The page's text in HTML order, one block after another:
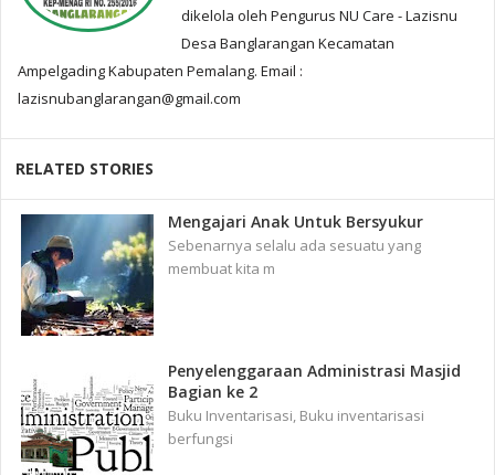
dikelola oleh Pengurus NU Care - Lazisnu
Desa Banglarangan Kecamatan
Ampelgading Kabupaten Pemalang. Email :
lazisnubanglarangan@gmail.com
RELATED STORIES
Mengajari Anak Untuk Bersyukur
Sebenarnya selalu ada sesuatu yang
membuat kita m
Penyelenggaraan Administrasi Masjid
Bagian ke 2
Buku Inventarisasi, Buku inventarisasi
berfungsi